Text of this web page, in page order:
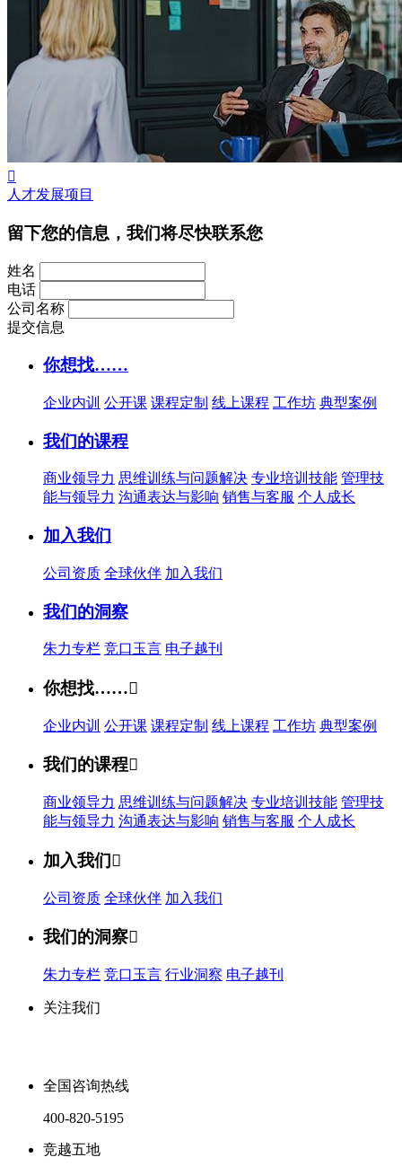

人才发展项目
留下您的信息，我们将尽快联系您
姓名
电话
公司名称
提交信息
你想找……
企业内训 公开课 课程定制 线上课程 工作坊 典型案例
我们的课程
商业领导力 思维训练与问题解决 专业培训技能 管理技
能与领导力 沟通表达与影响 销售与客服 个人成长
加入我们
公司资质 全球伙伴 加入我们
我们的洞察
朱力专栏 竞口玉言 电子越刊
你想找……
企业内训 公开课 课程定制 线上课程 工作坊 典型案例
我们的课程
商业领导力 思维训练与问题解决 专业培训技能 管理技
能与领导力 沟通表达与影响 销售与客服 个人成长
加入我们
公司资质 全球伙伴 加入我们
我们的洞察
朱力专栏 竞口玉言 行业洞察 电子越刊
关注我们
全国咨询热线
400-820-5195
竞越五地